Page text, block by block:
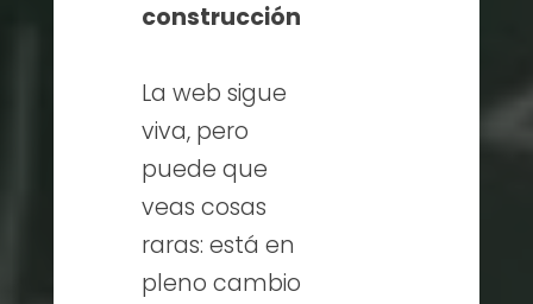
construcción
La web sigue
viva, pero
puede que
veas cosas
raras: está en
pleno cambio